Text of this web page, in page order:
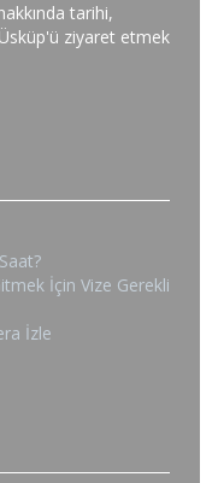
tarihi,
ziyaret etmek
İçin Vize Gerekli
İzle